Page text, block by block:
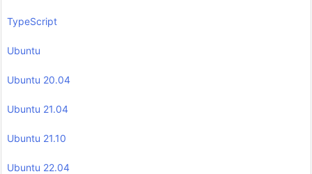
TypeScript
Ubuntu
Ubuntu 20.04
Ubuntu 21.04
Ubuntu 21.10
Ubuntu 22.04